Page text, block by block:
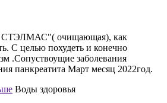
СТЭЛМАС"( очищающая), как
С целью похудеть и конечно
.Сопуствоущие заболевания
панкреатита Март месяц 2022год.
Воды здоровья